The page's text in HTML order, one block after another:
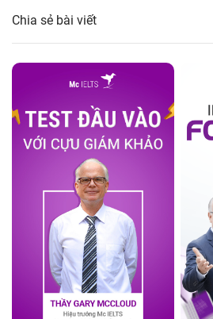
Chia sẻ bài viết